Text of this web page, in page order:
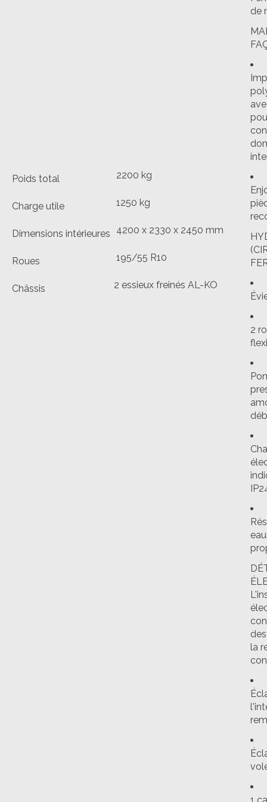
Poids total 2200 kg
Charge utile 1250 kg
Dimensions intérieures 4200 x 2330 x 2450 mm
Roues 195/55 R10
Châssis 2 essieux freinés AL-KO
de
2
la